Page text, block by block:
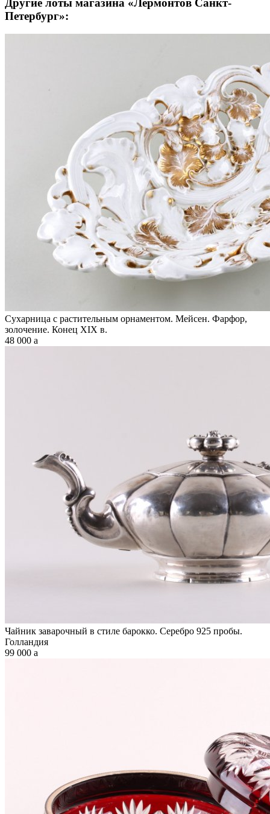
Петербург»:
Сухарница с растительным орнаментом. Мейсен. Фарфор,
золочение. Конец XIX в.
48 000 a
Чайник заварочный в стиле барокко. Серебро 925 пробы.
Голландия
99 000 a